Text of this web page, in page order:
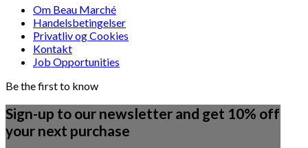
Om Beau Marché
Handelsbetingelser
Privatliv og Cookies
Kontakt
Job Opportunities
Be the first to know
Sign-up to our newsletter and get 10% off
your next purchase